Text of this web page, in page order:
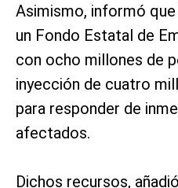
Asimismo, informó
un Fondo Estatal de
con ocho millones de
inyección de cuatro
para responder de
afectados.
Dichos recursos,